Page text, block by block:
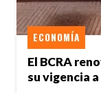
El BCRA
su vigencia
ECONOMÍA